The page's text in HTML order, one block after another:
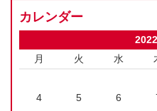
カレンダー
月
火 水
4
5 6